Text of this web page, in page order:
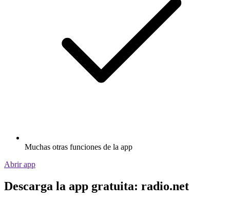
Muchas otras funciones de la app
Abrir app
Descarga la app gratuita: radio.net